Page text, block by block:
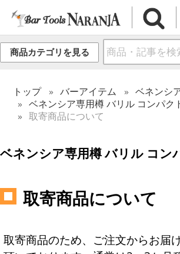
商品カテゴリを見る
トップ バーアイテム
ベネンシ
ベネンシア専用樽 バリル コンパク
取寄商品について
ベネンシア専用樽 バリル コン
取寄商品について
取寄商品のため、ご注文からお届